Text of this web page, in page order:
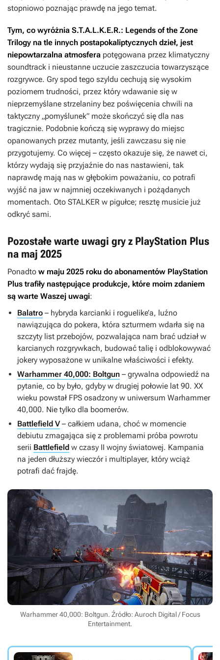
stopniowo poznając prawdę na jego temat.
Tym, co wyróżnia S.T.A.L.K.E.R.: Legends of the Zone
Trilogy na tle innych postapokaliptycznych dzieł, jest
niepowtarzalna atmosfera potęgowana przez klimatyczny
soundtrack i nieustanne uczucie zaszczucia towarzyszące
rozgrywce. Gry spod tego szyldu cechują się wysokim
poziomem trudności, przez który wdawanie się w
nieprzemyślane strzelaniny bez poświęcenia chwili na
taktyczny „pomyślunek” może skończyć się dla nas
tragicznie. Podobnie kończą się wyprawy do miejsc
opanowanych przez mutanty, jeśli zawczasu się nie
przygotujemy. Co więcej – często okazuje się, że nawet ci,
którzy wydają się przyjaźnie do nas nastawieni, tak
naprawdę mają nas w głębokim poważaniu, co potrafi
wyjść na jaw w najmniej oczekiwanych i pożądanych
momentach. Oto STALKER w pigułce; resztę musicie już
odkryć sami.
Pozostałe warte uwagi gry z PlayStation Plus
na maj 2025
Ponadto w maju 2025 roku do abonamentów PlayStation
Plus trafiły następujące produkcje, które moim zdaniem
są warte Waszej uwagi:
Balatro – hybryda karcianki i roguelike’a, luźno
nawiązująca do pokera, która szturmem wdarła się na
szczyty list przebojów, pozwalająca nam brać udział w
karcianych rozgrywkach, budować talię i odblokowywać
jokery wyposażone w unikalne właściwości i efekty.
Warhammer 40,000: Boltgun – grywalna odpowiedź na
pytanie, co by było, gdyby w drugiej połowie lat 90. XX
wieku powstał FPS osadzony w uniwersum Warhammer
40,000. Nie tylko dla boomerów.
Battlefield V– całkiem udana, choć w momencie
debiutu zmagająca się z problemami próba powrotu
serii Battlefield w czasy II wojny światowej. Kampania
na jeden dłuższy wieczór i multiplayer, który wciąż
potrafi dać frajdę.
Warhammer 40,000: Boltgun. Źródło: Auroch Digital / Focus
Entertainment.